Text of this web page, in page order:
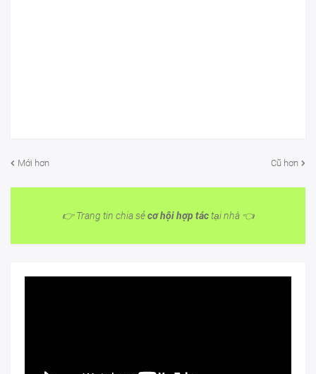
Mới hơn Cũ hơn
👉 Trang tin chia sẻcơ hội hợp táctại nhà 👈